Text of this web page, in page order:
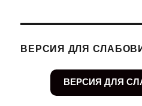
ВЕРСИЯ ДЛЯ
ВЕРСИЯ ДЛЯ